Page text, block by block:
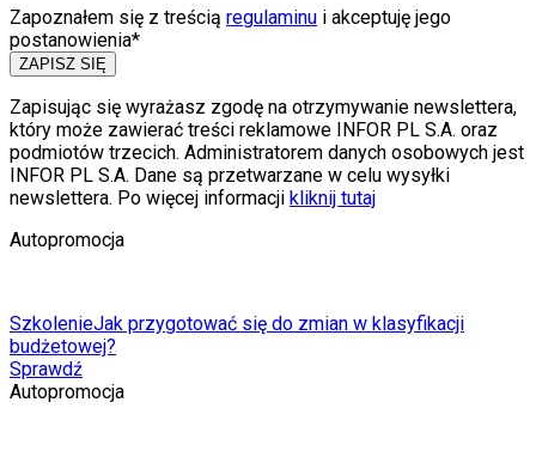
Zapoznałem się z treścią regulaminu i akceptuję jego
postanowienia*
ZAPISZ SIĘ
Zapisując się wyrażasz zgodę na otrzymywanie newslettera,
który może zawierać treści reklamowe INFOR PL S.A. oraz
podmiotów trzecich. Administratorem danych osobowych jest
INFOR PL S.A. Dane są przetwarzane w celu wysyłki
newslettera. Po więcej informacji kliknij tutaj
Autopromocja
SzkolenieJak przygotować się do zmian w klasyfikacji
budżetowej?
Sprawdź
Autopromocja